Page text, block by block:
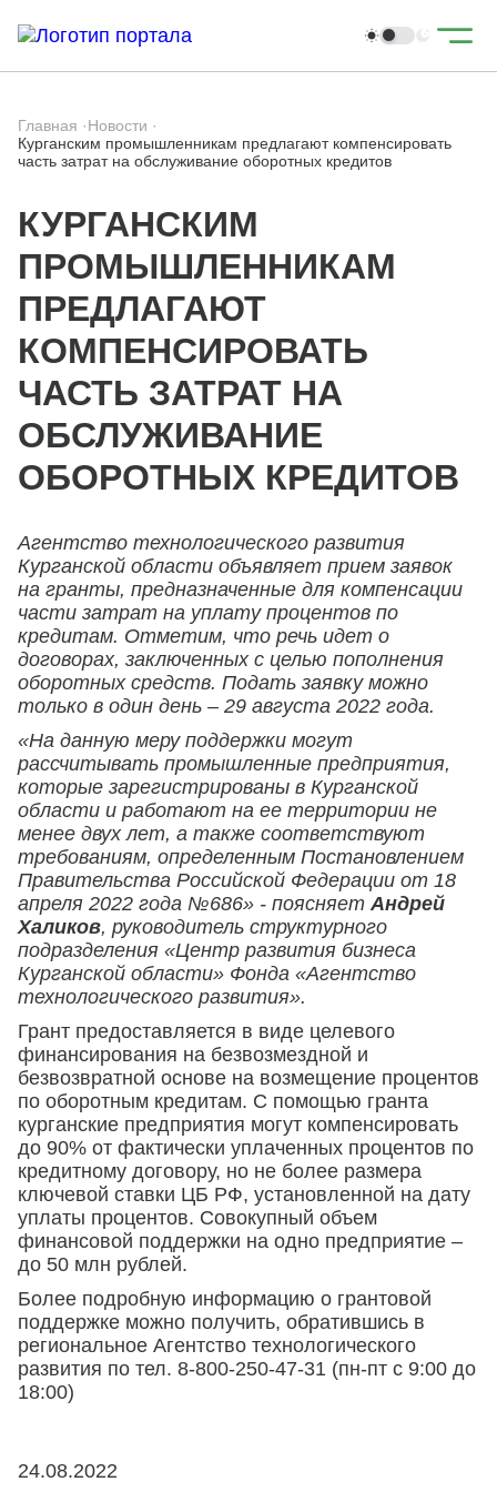
Главная ·Новости ·
Курганским промышленникам предлагают компенсировать
часть затрат на обслуживание оборотных кредитов
КУРГАНСКИМ
ПРОМЫШЛЕННИКАМ
ПРЕДЛАГАЮТ
КОМПЕНСИРОВАТЬ
ЧАСТЬ ЗАТРАТ НА
ОБСЛУЖИВАНИЕ
ОБОРОТНЫХ КРЕДИТОВ
Агентство технологического развития
Курганской области объявляет прием заявок
на гранты, предназначенные для компенсации
части затрат на уплату процентов по
кредитам. Отметим, что речь идет о
договорах, заключенных с целью пополнения
оборотных средств. Подать заявку можно
только в один день – 29 августа 2022 года.
«На данную меру поддержки могут
рассчитывать промышленные предприятия,
которые зарегистрированы в Курганской
области и работают на ее территории не
менее двух лет, а также соответствуют
требованиям, определенным Постановлением
Правительства Российской Федерации от 18
апреля 2022 года №686» - поясняетАндрей
Халиков, руководитель структурного
подразделения «Центр развития бизнеса
Курганской области» Фонда «Агентство
технологического развития».
Грант предоставляется в виде целевого
финансирования на безвозмездной и
безвозвратной основе на возмещение процентов
по оборотным кредитам. С помощью гранта
курганские предприятия могут компенсировать
до 90% от фактически уплаченных процентов по
кредитному договору, но не более размера
ключевой ставки ЦБ РФ, установленной на дату
уплаты процентов. Совокупный объем
финансовой поддержки на одно предприятие –
до 50 млн рублей.
Более подробную информацию о грантовой
поддержке можно получить, обратившись в
региональное Агентство технологического
развития по тел. 8-800-250-47-31 (пн-пт с 9:00 до
18:00)
24.08.2022